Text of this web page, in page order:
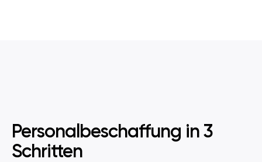
Personalbeschaffung in 3
Schritten